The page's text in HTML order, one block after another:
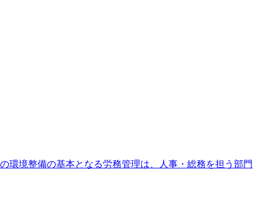
環境整備の基本となる労務管理は、人事・総務を担う部門